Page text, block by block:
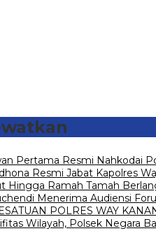
Pertama Resmi Nahkodai
Resmi Jabat Kapolres
Hingga Ramah Tamah
Menerima Audiensi
POLRES WAY
Wilayah, Polsek Negara